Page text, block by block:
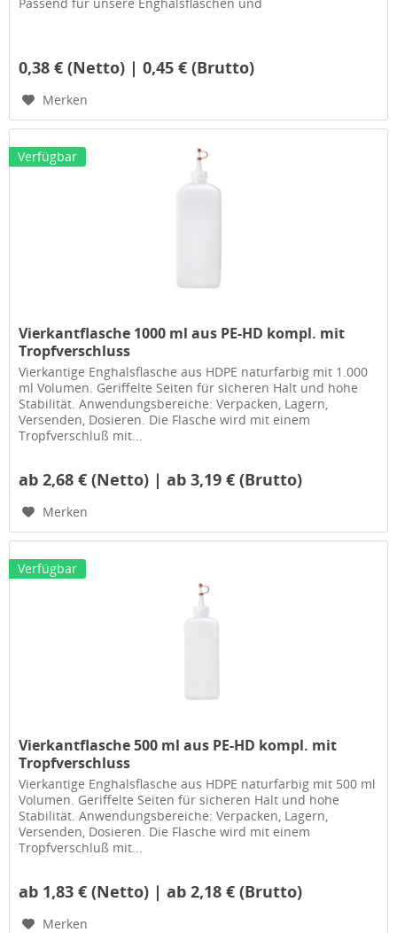
0,38 € (Netto) | 0,45 € (Brutto)
Merken
Verfügbar
Vierkantflasche 1000 ml aus PE-HD kompl. mit
Tropfverschluss
Vierkantige Enghalsflasche aus HDPE naturfarbig mit 1.000
ml Volumen. Geriffelte Seiten für sicheren Halt und hohe
Stabilität. Anwendungsbereiche: Verpacken, Lagern,
Versenden, Dosieren. Die Flasche wird mit einem
Tropfverschluß mit...
ab 2,68 € (Netto) | ab 3,19 € (Brutto)
Merken
Verfügbar
Vierkantflasche 500 ml aus PE-HD kompl. mit
Tropfverschluss
Vierkantige Enghalsflasche aus HDPE naturfarbig mit 500 ml
Volumen. Geriffelte Seiten für sicheren Halt und hohe
Stabilität. Anwendungsbereiche: Verpacken, Lagern,
Versenden, Dosieren. Die Flasche wird mit einem
Tropfverschluß mit...
ab 1,83 € (Netto) | ab 2,18 € (Brutto)
Merken